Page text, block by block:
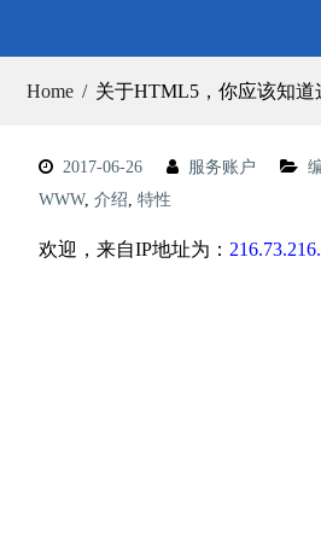
Home 关于HTML5，你应该知道
2017-06-26 服务账户
WWW, 介绍, 特性
欢迎，来自IP地址为：